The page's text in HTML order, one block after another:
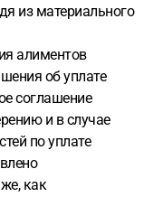
из материального
алиментов
об уплате
соглашение
и в случае
по уплате
как